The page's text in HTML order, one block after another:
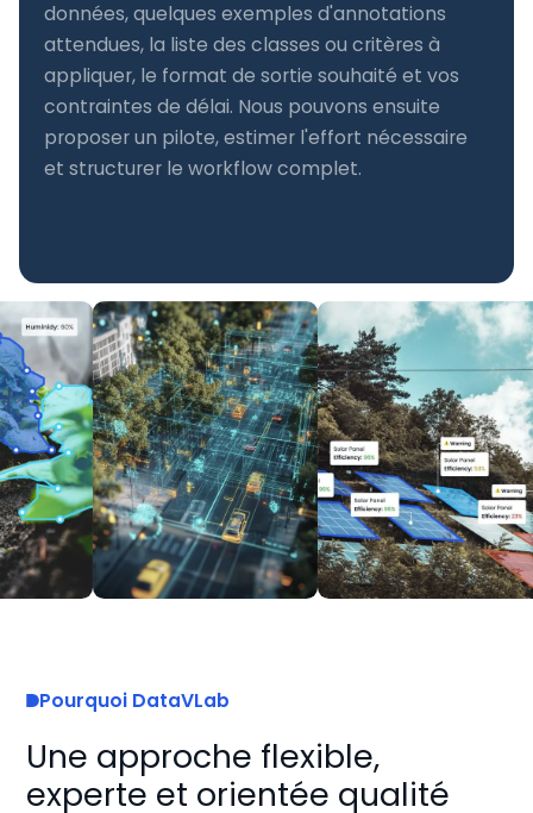
données, quelques exemples d'annotations
attendues, la liste des classes ou critères à
appliquer, le format de sortie souhaité et vos
contraintes de délai. Nous pouvons ensuite
proposer un pilote, estimer l'effort nécessaire
et structurer le workflow complet.
Pourquoi DataVLab
Une approche flexible,
experte et orientée qualité